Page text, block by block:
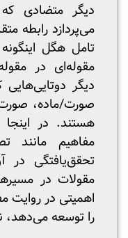
دیگر متضادی
می‌پردازد رابطه
تامل هگل
مقوله‌ای در
دیگر
صورت/ماده،
هستند. در
مفاهیم مانند
تحقق‌یافتگی در
مقولات در
اهمیتی در روایت
را توسعه